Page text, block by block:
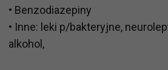
• Benzodiazepiny
• Inne: leki p/bakteryjne,
alkohol,